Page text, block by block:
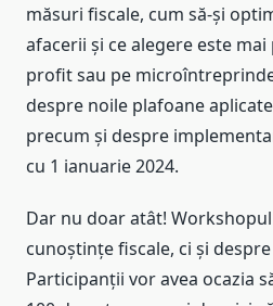
măsuri fiscale, cum să-și
afacerii și ce alegere este
profit sau pe
despre noile plafoane
precum și despre
cu 1 ianuarie 2024.
Dar nu doar atât!
cunoștințe fiscale, ci și
Participanții vor avea ocazia